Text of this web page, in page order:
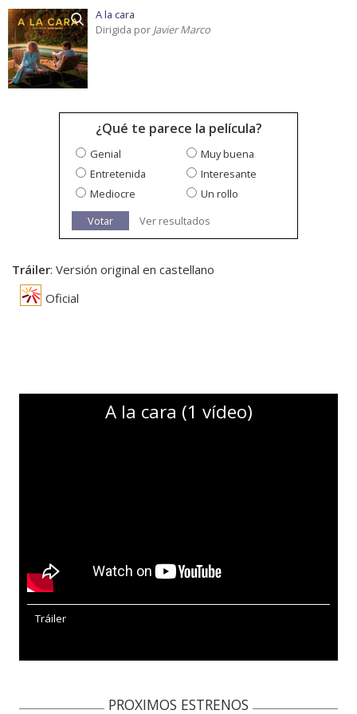
A la cara
Dirigida por Javier Marco
¿Qué te parece la película?
Genial
Muy buena
Entretenida
Interesante
Mediocre
Un rollo
Votar
Ver resultados
Tráiler: Versión original en castellano
Oficial
A la cara (1 vídeo)
Tráiler
PROXIMOS ESTRENOS